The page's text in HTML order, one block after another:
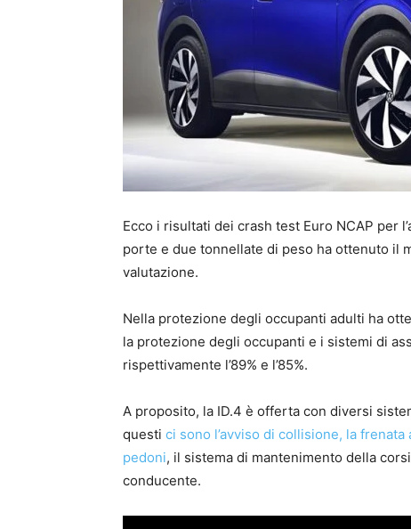
Ecco i risultati dei crash test Euro NCAP per
porte e due tonnellate di peso ha ottenuto il
valutazione.
Nella protezione degli occupanti adulti ha
la protezione degli occupanti e i sistemi di
rispettivamente l’89% e l’85%.
A proposito, la ID.4 è offerta con diversi
questi ci sono l’avviso di collisione, la
pedoni, il sistema di mantenimento della
conducente.